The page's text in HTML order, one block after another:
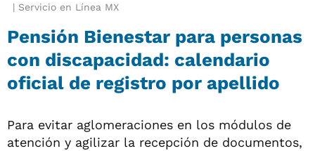
Servicio en Línea MX
Pensión Bienestar para personas
con discapacidad: calendario
oficial de registro por apellido
Para evitar aglomeraciones en los módulos de
atención y agilizar la recepción de documentos,